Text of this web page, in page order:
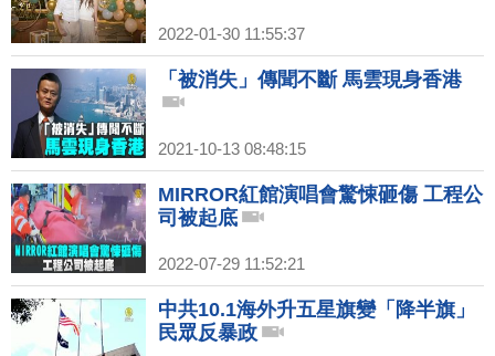
2022-01-30 11:55:37
「被消失」傳聞不斷 馬雲現身香港
2021-10-13 08:48:15
MIRROR紅館演唱會驚悚砸傷 工程公
司被起底
2022-07-29 11:52:21
中共10.1海外升五星旗變「降半旗」
民眾反暴政